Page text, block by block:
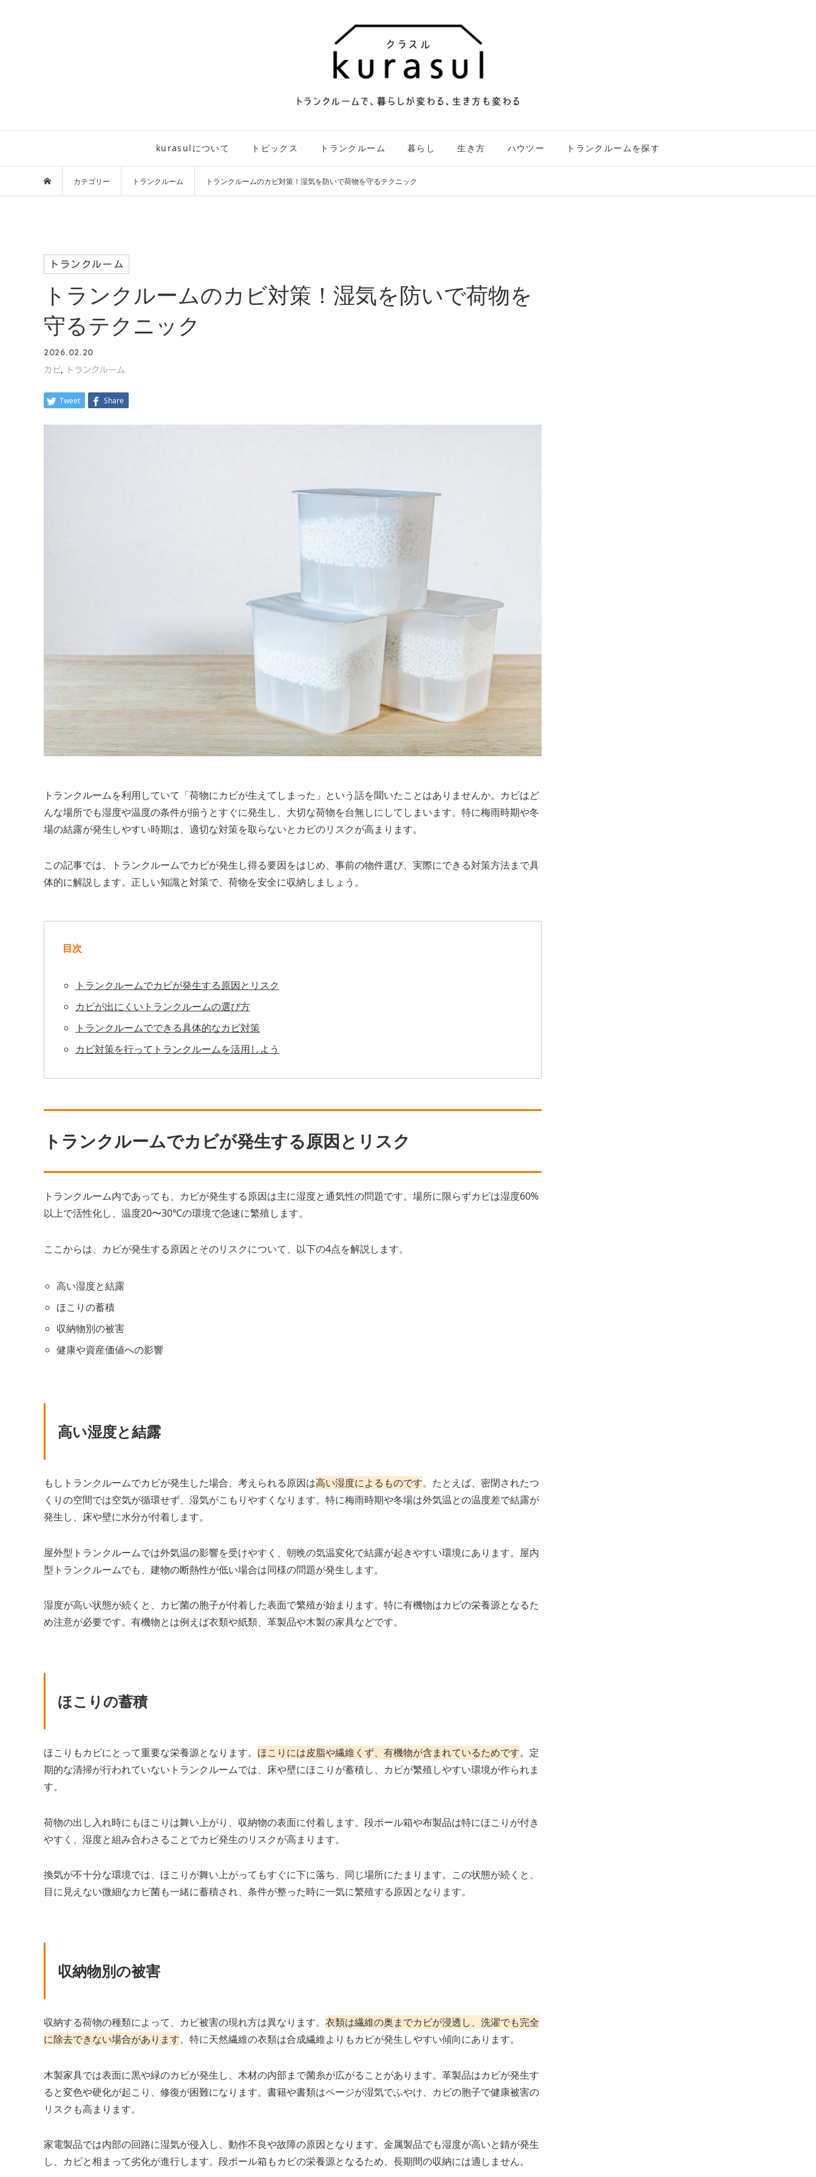
kurasulについて トピックス トランクルーム 暮らし 生き方 ハウツー トランクルームを探す
カテゴリー トランクルーム トランクルームのカビ対策！湿気を防いで荷物を守るテクニック
トランクルーム
トランクルームのカビ対策！湿気を防いで荷物を
守るテクニック
2026.02.20
カビ, トランクルーム
Tweet Share
トランクルームを利用していて「荷物にカビが生えてしまった」という話を聞いたことはありませんか。カビはど
んな場所でも湿度や温度の条件が揃うとすぐに発生し、大切な荷物を台無しにしてしまいます。特に梅雨時期や冬
場の結露が発生しやすい時期は、適切な対策を取らないとカビのリスクが高まります。
この記事では、トランクルームでカビが発生し得る要因をはじめ、事前の物件選び、実際にできる対策方法まで具
体的に解説します。正しい知識と対策で、荷物を安全に収納しましょう。
目次
トランクルームでカビが発生する原因とリスク
カビが出にくいトランクルームの選び方
トランクルームでできる具体的なカビ対策
カビ対策を行ってトランクルームを活用しよう
トランクルームでカビが発生する原因とリスク
トランクルーム内であっても、カビが発生する原因は主に湿度と通気性の問題です。場所に限らずカビは湿度60%
以上で活性化し、温度20〜30℃の環境で急速に繁殖します。
ここからは、カビが発生する原因とそのリスクについて、以下の4点を解説します。
高い湿度と結露
ほこりの蓄積
収納物別の被害
健康や資産価値への影響
高い湿度と結露
もしトランクルームでカビが発生した場合、考えられる原因は高い湿度によるものです。たとえば、密閉されたつ
くりの空間では空気が循環せず、湿気がこもりやすくなります。特に梅雨時期や冬場は外気温との温度差で結露が
発生し、床や壁に水分が付着します。
屋外型トランクルームでは外気温の影響を受けやすく、朝晩の気温変化で結露が起きやすい環境にあります。屋内
型トランクルームでも、建物の断熱性が低い場合は同様の問題が発生します。
湿度が高い状態が続くと、カビ菌の胞子が付着した表面で繁殖が始まります。特に有機物はカビの栄養源となるた
め注意が必要です。有機物とは例えば衣類や紙類、革製品や木製の家具などです。
ほこりの蓄積
ほこりもカビにとって重要な栄養源となります。 ほこりには皮脂や繊維くず、有機物が含まれているためです。定
期的な清掃が行われていないトランクルームでは、床や壁にほこりが蓄積し、カビが繁殖しやすい環境が作られま
す。
荷物の出し入れ時にもほこりは舞い上がり、収納物の表面に付着します。段ボール箱や布製品は特にほこりが付き
やすく、湿度と組み合わさることでカビ発生のリスクが高まります。
換気が不十分な環境では、ほこりが舞い上がってもすぐに下に落ち、同じ場所にたまります。この状態が続くと、
目に見えない微細なカビ菌も一緒に蓄積され、条件が整った時に一気に繁殖する原因となります。
収納物別の被害
収納する荷物の種類によって、カビ被害の現れ方は異なります。 衣類は繊維の奥までカビが浸透し、洗濯でも完全
に除去できない場合があります。特に天然繊維の衣類は合成繊維よりもカビが発生しやすい傾向にあります。
木製家具では表面に黒や緑のカビが発生し、木材の内部まで菌糸が広がることがあります。革製品はカビが発生す
ると変色や硬化が起こり、修復が困難になります。書籍や書類はページが湿気でふやけ、カビの胞子で健康被害の
リスクも高まります。
家電製品では内部の回路に湿気が侵入し、動作不良や故障の原因となります。金属製品でも湿度が高いと錆が発生
し、カビと相まって劣化が進行します。段ボール箱もカビの栄養源となるため、長期間の収納には適しません。